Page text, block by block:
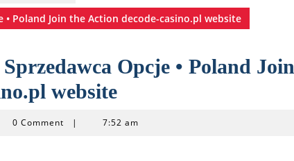
• Poland Join the Action decode-casino.pl website
Opcje • Poland Join
website
0 Comment | 7:52 am